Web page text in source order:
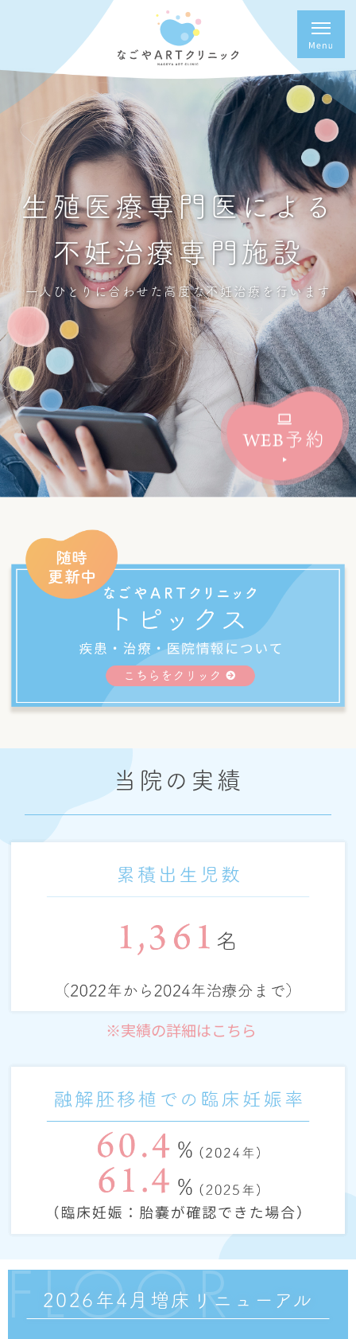
生殖医療専門医による
不妊治療専門施設
一人ひとりに合わせた高度な不妊治療を行います
WEB 予約
当院の実績
※実績の詳細はこちら
FLOOR
2026年4月増床リニューアル